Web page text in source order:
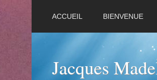
ACCUEIL BIENVENUE
Jacques